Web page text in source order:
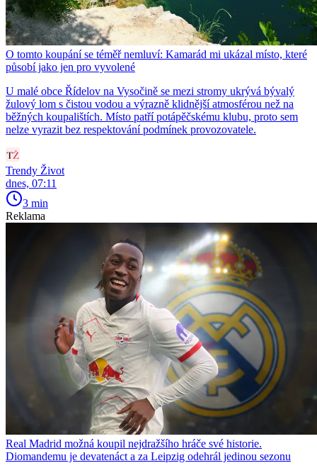
O tomto koupání se téměř nemluví: Kamarád mi ukázal místo, které
působí jako jen pro vyvolené
U malé obce Řídelov na Vysočině se mezi stromy ukrývá bývalý
žulový lom s čistou vodou a výrazně klidnější atmosférou než na
běžných koupalištích. Místo patří potápěčskému klubu, proto sem
nelze vyrazit bez respektování podmínek provozovatele.
Trendy Život
dnes, 07:11
3 min
Reklama
Real Madrid možná koupil nejdražšího hráče své historie.
Diomandemu je devatenáct a za Leipzig odehrál jedinou sezonu